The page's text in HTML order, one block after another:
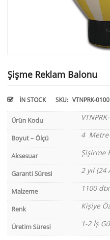
Şişme Reklam Balonu
IN STOCK SKU: VTNPRK-0100
Ürün Kodu
Boyut – Ölçü 4 Metre
Aksesuar Şişirme
Garanti Süresi 2 yıl (24
Malzeme 1100 dtx
Renk Kişiye
Üretim Süresi 1-2 İş